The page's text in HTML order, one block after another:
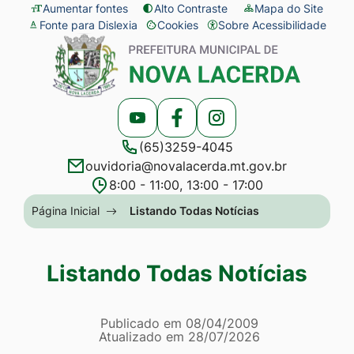
Seção
de
atalhos
acessibilidade
Ir
para
conteúdo
menu
[alt+2]
para
Aumentar fontes Alto Contraste
Mapa do Site
Fonte para Dislexia
Cookies
Abrir
preferências
de
cookies
Sobre Acessibilidade
Seção
menu
Acessar
a
Rede
Social
Acessar
a
Rede
Social
Acessar
a
Rede
Social
(65)3259-4045
ouvidoria@novalacerda.mt.gov.br
8:00 - 11:00, 13:00 - 17:00
Seção
do
principal
Página Inicial Listando Todas Notícias
Listando Todas Notícias
Página Listando Todas
Informações
Publicado em 08/04/2009
Atualizado em 28/07/2026